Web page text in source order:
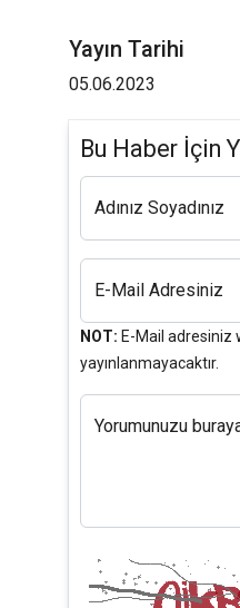
Yayın Tarihi
05.06.2023
Bu Haber İçin
Adınız Soyadınız
E-Mail Adresiniz
NOT: E-Mail
yayınlanmayacaktır.
Yorumunuzu